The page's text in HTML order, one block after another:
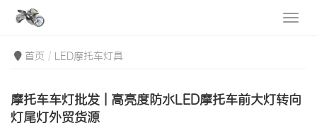
首页 LED摩托车灯具
摩托车车灯批发 | 高亮度防水LED摩托车前大灯转向
灯尾灯外贸货源